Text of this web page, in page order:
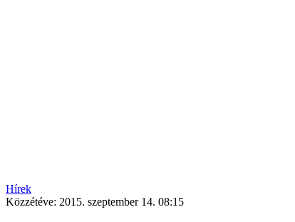
Hírek
Közzétéve: 2015. szeptember 14. 08:15